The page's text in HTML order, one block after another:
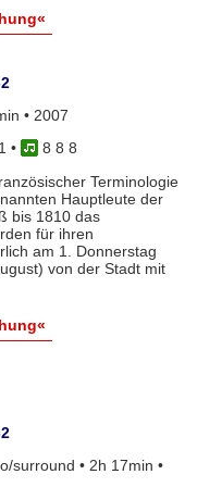
• 2007
•
8 8 8
Terminologie
Hauptleute der
bis 1810 das
für ihren
am 1. Donnerstag
von der Stadt mit
surround • 2h 17min •